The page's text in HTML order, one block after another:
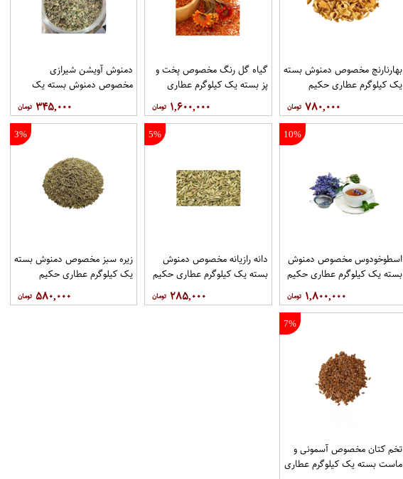
بهارنارنج مخصوص دمنوش بسته
یک کیلوگرم عطاری حکیم
۷۸۰,۰۰۰
گیاه گل رنگ مخصوص پخت و
پز بسته یک کیلوگرم عطاری
۱,۶۰۰,۰۰۰
دمنوش آویشن شیرازی
مخصوص دمنوش بسته یک
۳۴۵,۰۰۰
10%
اسطوخودوس مخصوص دمنوش
بسته یک کیلوگرم عطاری حکیم
۱,۸۰۰,۰۰۰
5%
دانه رازیانه مخصوص دمنوش
بسته یک کیلوگرم عطاری حکیم
۲۸۵,۰۰۰
3%
زیره سبز مخصوص دمنوش بسته
یک کیلوگرم عطاری حکیم
۵۸۰,۰۰۰
7%
تخم کتان مخصوص آسمونی و
ماست بسته یک کیلوگرم عطاری